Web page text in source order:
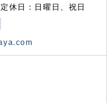
休日：日曜日、祝日